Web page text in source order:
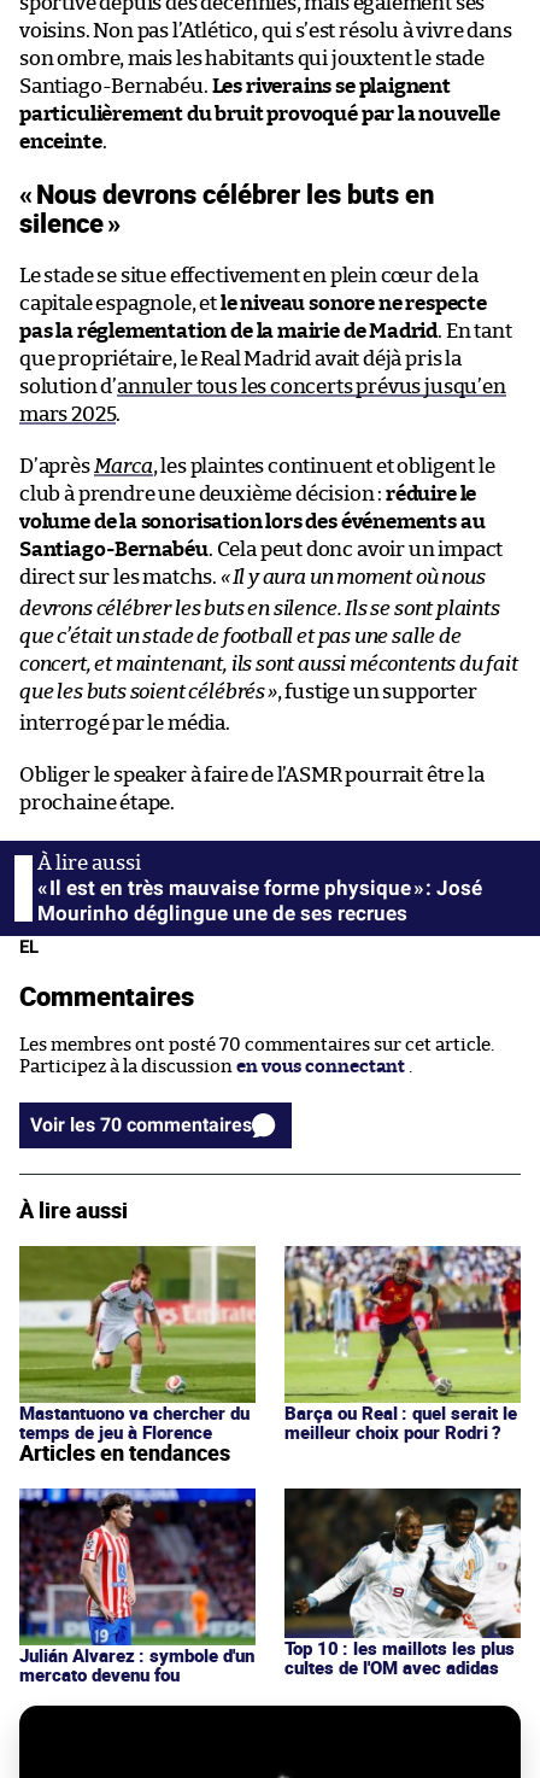
voisins. Non pas l’Atlético, qui s’est résolu à vivre dans
son ombre, mais les habitants qui jouxtent le stade
Santiago-Bernabéu. Les riverains se plaignent
particulièrement du bruit provoqué par la nouvelle
enceinte.
«Nous devrons célébrer les buts en
silence»
Le stade se situe effectivement en plein cœur de la
capitale espagnole, etle niveau sonore ne respecte
pas la réglementation de la mairie de Madrid. En tant
que propriétaire, le Real Madrid avait déjà pris la
solution d’annuler tous les concerts prévus jusqu’en
mars 2025.
D’après Marca, les plaintes continuent et obligent le
club à prendre une deuxième décision : réduire le
volume de la sonorisation lors des événements au
Santiago-Bernabéu. Cela peut donc avoir un impact
direct sur les matchs. «Il y aura un moment où nous
devrons célébrer les buts en silence. Ils se sont plaints
que c’était un stade de football et pas une salle de
concert, et maintenant, ils sont aussi mécontents du fait
que les buts soient célébrés», fustige un supporter
interrogé par le média.
Obliger le speaker à faire de l’ASMR pourrait être la
prochaine étape.
« Il est en très mauvaise forme physique » : José
Mourinho déglingue une de ses recrues
EL
Commentaires
Les membres ont posté 70 commentaires sur cet article.
Participez à la discussion en vous connectant
Voir les 70 commentaires
À lire aussi
Mastantuono va chercher du
temps de jeu à Florence
Barça ou Real : quel serait le
meilleur choix pour Rodri ?
Articles en tendances
Julián Alvarez : symbole d'un
mercato devenu fou
Top 10 : les maillots les plus
cultes de l'OM avec adidas